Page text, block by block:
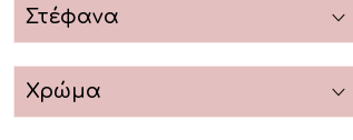
Στέφανα
Χρώμα